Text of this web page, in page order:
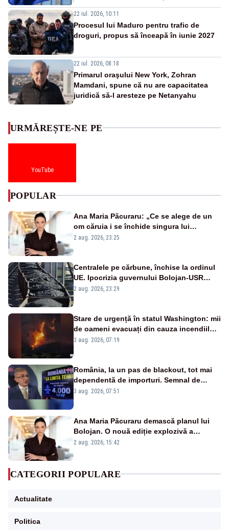
22 iul. 2026, 10:11
Procesul lui Maduro pentru trafic de
droguri, propus să înceapă în iunie 2027
22 iul. 2026, 08:18
Primarul oraşului New York, Zohran
Mamdani, spune că nu are capacitatea
juridică să-l aresteze pe Netanyahu
URMĂREȘTE-NE PE
YouTube
POPULAR
Ana Maria Păcuraru: „Ce se alege de un
om căruia i se închide singura lui
portiță?”
2 aug. 2026, 23:25
Centralele pe cărbune, închise la ordinul
UE. Ipocrizia guvernului Bolojan-USR
după starea de alertă
2 aug. 2026, 23:29
Stare de urgență în statul Washington: mii
de oameni evacuați din cauza incendiilor
puternice de vegetație
3 aug. 2026, 07:19
România, la un pas de blackout, tot mai
dependentă de importuri. Semnal de
alarmă tras de un expert în energie
3 aug. 2026, 07:51
Ana Maria Păcuraru demască planul lui
Bolojan. O nouă ediție explozivă a
emisiunii „Miza Zilei” la Realitatea PLUS
2 aug. 2026, 15:42
CATEGORII POPULARE
Actualitate
Politica